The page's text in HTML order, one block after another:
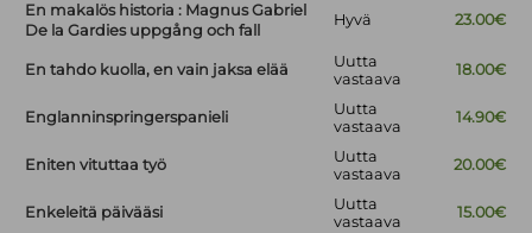
En makalös historia : Magnus Gabriel
De la Gardies uppgång och fall
Hyvä 23.00€
En tahdo kuolla, en vain jaksa elää
Uutta
vastaava
18.00€
Englanninspringerspanieli
Uutta
vastaava
14.90€
Eniten vituttaa työ
Uutta
vastaava
20.00€
Enkeleitä päivääsi
Uutta
vastaava
15.00€